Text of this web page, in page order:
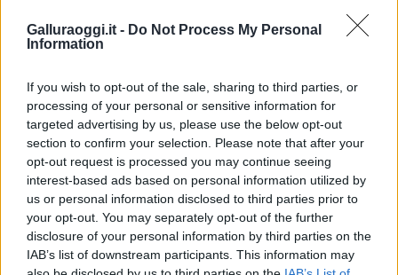
Galluraoggi.it - Do Not Process My Personal
Information
If you wish to opt-out of the sale, sharing to third parties, or
processing of your personal or sensitive information for
targeted advertising by us, please use the below opt-out
section to confirm your selection. Please note that after your
opt-out request is processed you may continue seeing
interest-based ads based on personal information utilized by
us or personal information disclosed to third parties prior to
your opt-out. You may separately opt-out of the further
disclosure of your personal information by third parties on the
IAB’s list of downstream participants. This information may
sequestri a Olbia e Arzachena
È morto Francesco Guccini, il maestro che si
tenne lontano dalla Costa Smeralda